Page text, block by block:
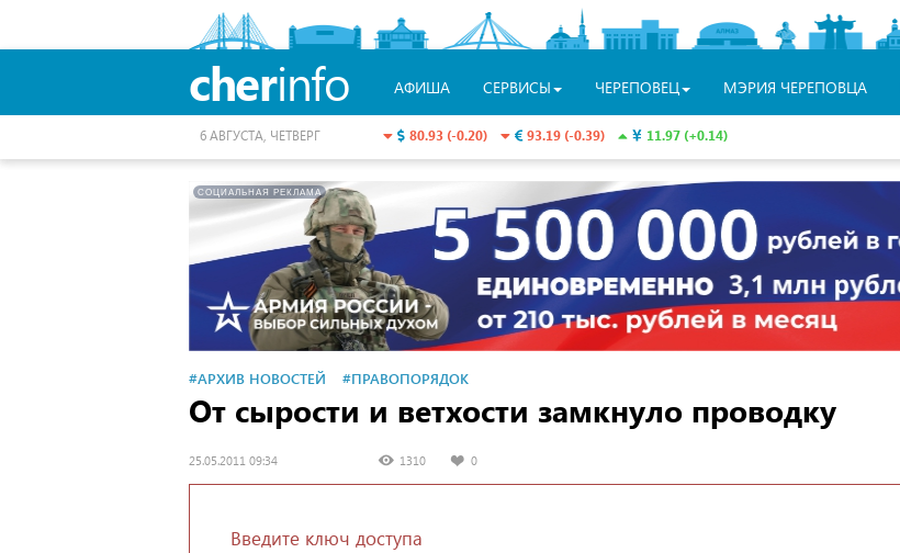
cherinfo АФИША СЕРВИСЫ ЧЕРЕПОВЕЦ МЭРИЯ ЧЕРЕПОВЦА
80.93 (-0.20) 93.19 (-0.39) 11.97 (+0.14)
6 АВГУСТА, ЧЕТВЕРГ
СОЦИАЛЬНАЯ РЕКЛАМА
#АРХИВ НОВОСТЕЙ #ПРАВОПОРЯДОК
От сырости и ветхости замкнуло проводку
25.05.2011 09:34 1310 0
Введите ключ доступа